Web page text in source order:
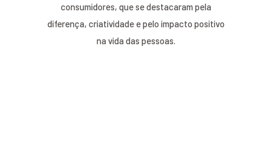
consumidores, que se destacaram pela
diferença, criatividade e pelo impacto positivo
na vida das pessoas.